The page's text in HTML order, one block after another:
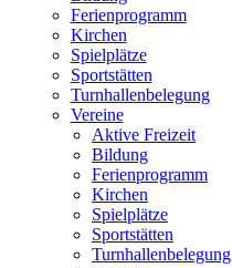
Ferienprogramm
Kirchen
Spielplätze
Sportstätten
Turnhallenbelegung
Vereine
Aktive Freizeit
Bildung
Ferienprogramm
Kirchen
Spielplätze
Sportstätten
Turnhallenbelegung